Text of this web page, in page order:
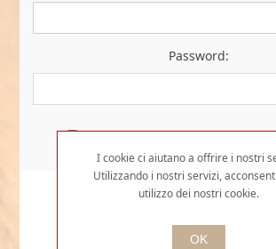
Password:
Resta collegato Password
I cookie ci aiutano a offrire i nostri
Utilizzando i nostri servizi,
utilizzo dei nostri cookie.
OK